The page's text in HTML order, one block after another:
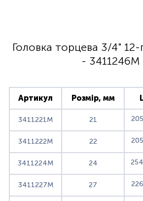
Головка торцева 3/4"
- 3411246M
Артикул Розмір, мм
3411221M 21
3411222M 22
3411224M 24
3411227M 27